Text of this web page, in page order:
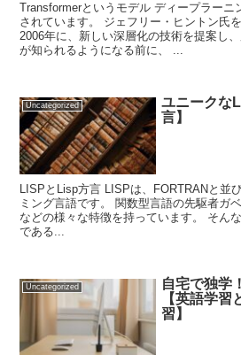
Transformerというモデル ディープラーニ
されています。 ジェフリー・ヒントン氏
2006年に、新しい深層化の技術を提案し
が知られるようになる前に、 ...
Uncategorized
ユニークな
言】
LISPとLisp方言 LISPは、FORTRANと並
ミング言語です。 関数型言語の先駆者ガ
などの様々な特徴を持っています。 そん
である...
Uncategorized
自宅で独学
【英語学習
習】